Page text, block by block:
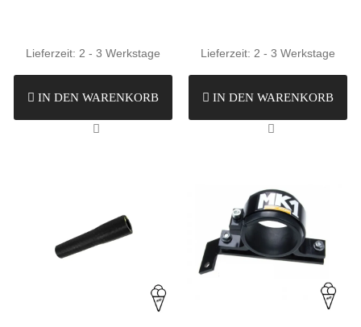
Lieferzeit: 2 - 3 Werkstage
IN DEN WARENKORB
Lieferzeit: 2 - 3 Werkstage
IN DEN WARENKORB